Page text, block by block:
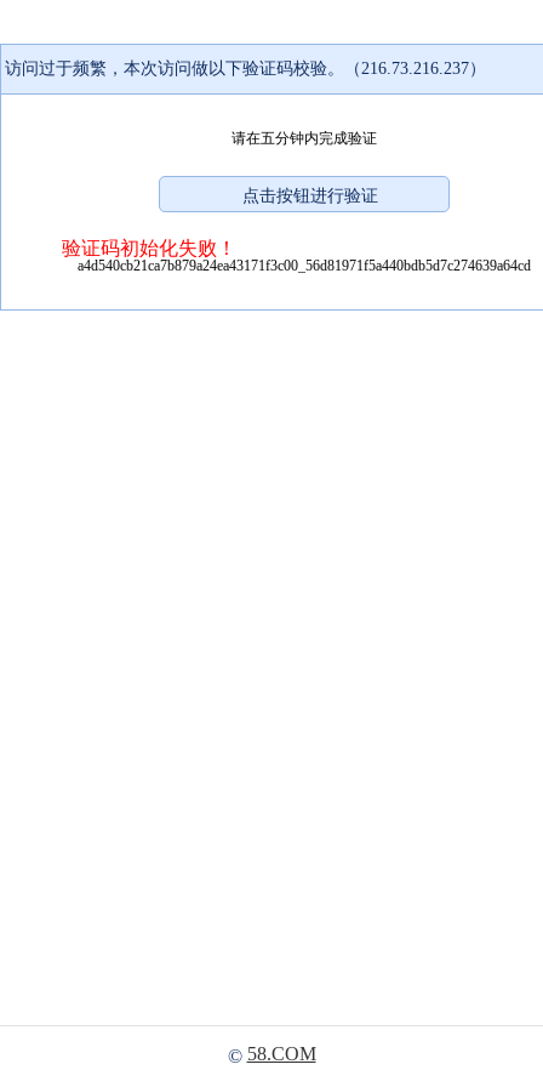
访问过于频繁，本次访问做以下验证码校验。（216.73.216.237）
请在五分钟内完成验证
验证码初始化失败！
a4d540cb21ca7b879a24ea43171f3c00_56d81971f5a440bdb5d7c274639a64cd
© 58.COM